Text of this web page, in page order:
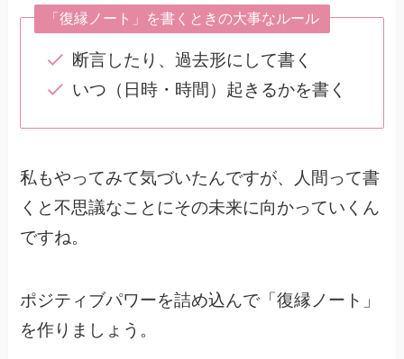
「復縁ノート」を書くときの大事なルール
断言したり、過去形にして書く
いつ（日時・時間）起きるかを書く
私もやってみて気づいたんですが、人間って書
くと不思議なことにその未来に向かっていくん
ですね。
ポジティブパワーを詰め込んで「復縁ノート」
を作りましょう。